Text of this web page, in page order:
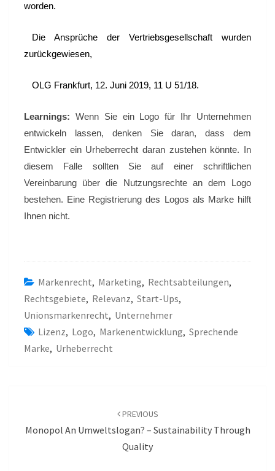
worden.
Die Ansprüche der Vertriebsgesellschaft wurden
zurückgewiesen,
OLG Frankfurt, 12. Juni 2019, 11 U 51/18.
Learnings: Wenn Sie ein Logo für Ihr Unternehmen
entwickeln lassen, denken Sie daran, dass dem
Entwickler ein Urheberrecht daran zustehen könnte. In
diesem Falle sollten Sie auf einer schriftlichen
Vereinbarung über die Nutzungsrechte an dem Logo
bestehen. Eine Registrierung des Logos als Marke hilft
Ihnen nicht.
Markenrecht, Marketing, Rechtsabteilungen,
Rechtsgebiete, Relevanz, Start-Ups,
Unionsmarkenrecht, Unternehmer
Lizenz, Logo, Markenentwicklung, Sprechende
Marke, Urheberrecht
PREVIOUS
Monopol An Umweltslogan? – Sustainability Through
Quality